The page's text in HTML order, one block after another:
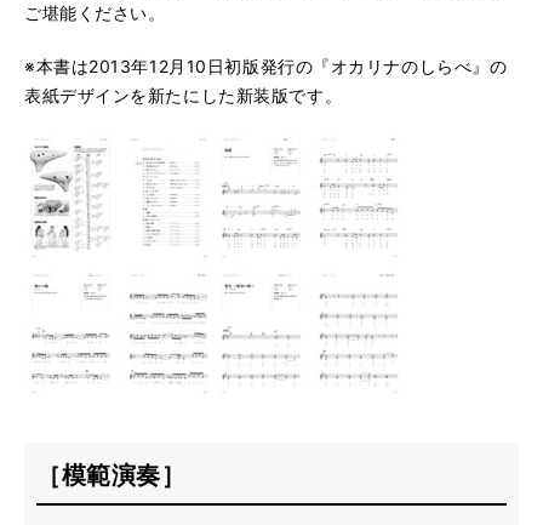
ご堪能ください。
※本書は2013年12月10日初版発行の『オカリナのしらべ』 の
表紙デザインを新たにした新装版です。
［模範演奏］